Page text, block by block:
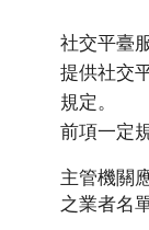
社交平臺
提供社交
規定。
前項一定
主管機關
之業者名